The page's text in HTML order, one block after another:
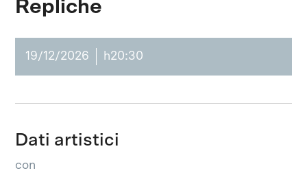
Repliche
19/12/2026 h20:30
Dati artistici
con